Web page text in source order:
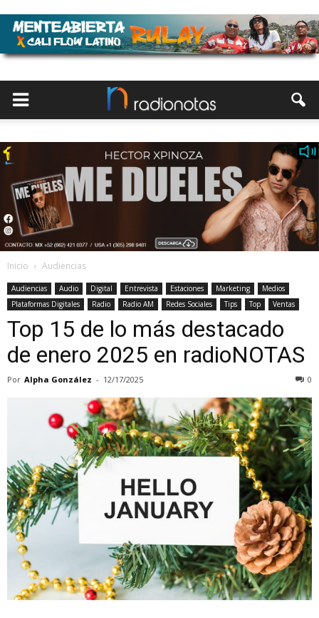
Inicio Audiencias
Audiencias Audio Digital Entrevista Estaciones Marketing
Medios
Plataformas Digitales
Radio Radio AM Redes Sociales Tips Top Ventas
Top 15 de lo más destacado
de enero 2025 en radioNOTAS
Por Alpha González - 12/17/2025 0